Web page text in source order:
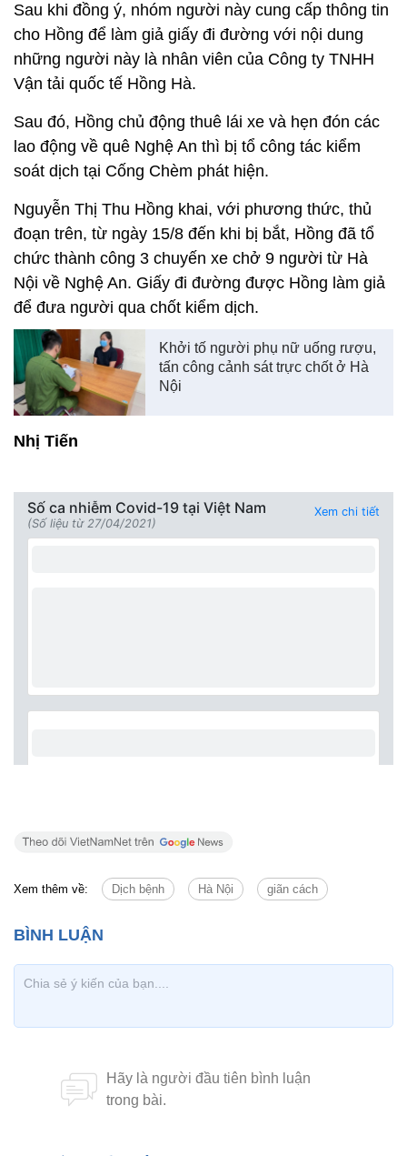
Sau khi đồng ý, nhóm người này cung cấp thông tin
cho Hồng để làm giả giấy đi đường với nội dung
những người này là nhân viên của Công ty TNHH
Vận tải quốc tế Hồng Hà.
Sau đó, Hồng chủ động thuê lái xe và hẹn đón các
lao động về quê Nghệ An thì bị tổ công tác kiểm
soát dịch tại Cống Chèm phát hiện.
Nguyễn Thị Thu Hồng khai, với phương thức, thủ
đoạn trên, từ ngày 15/8 đến khi bị bắt, Hồng đã tổ
chức thành công 3 chuyến xe chở 9 người từ Hà
Nội về Nghệ An. Giấy đi đường được Hồng làm giả
để đưa người qua chốt kiểm dịch.
Khởi tố người phụ nữ uống rượu,
tấn công cảnh sát trực chốt ở Hà
Nội
Nhị Tiến
Xem thêm về: Dịch bệnh Hà Nội giãn cách